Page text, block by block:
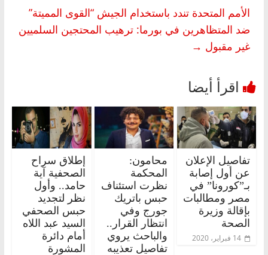
الأمم المتحدة تندد باستخدام الجيش “القوى المميتة”
ضد المتظاهرين في بورما: ترهيب المحتجين السلميين
غير مقبول →
تفاصيل الإعلان
عن أول إصابة
بـ”كورونا” في
مصر ومطالبات
بإقالة وزيرة
الصحة
14 فبراير، 2020
محامون:
المحكمة
نظرت استئناف
حبس باتريك
جورج وفي
انتظار القرار..
والباحث يروي
تفاصيل تعذيبه
إطلاق سراح
الصحفية آية
حامد.. وأول
نظر لتجديد
حبس الصحفي
السيد عبد اللاه
أمام دائرة
المشورة